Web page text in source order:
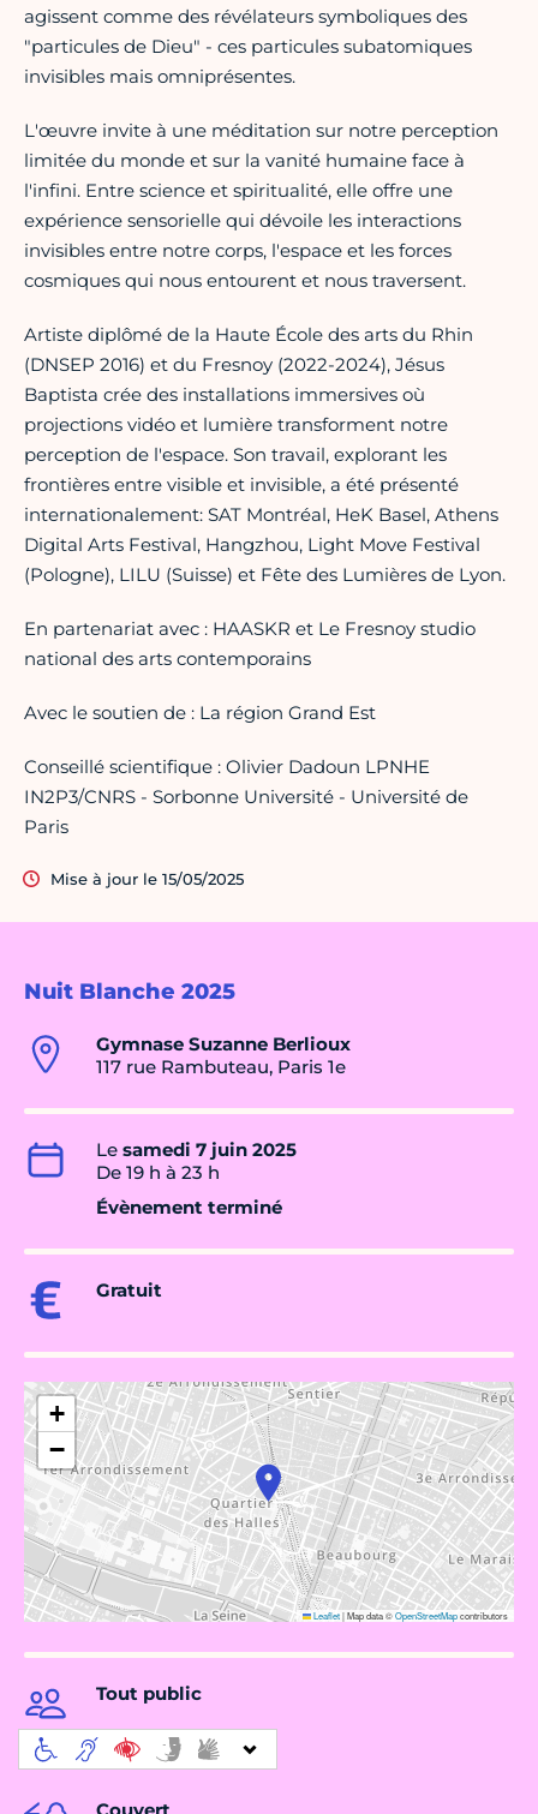
Nuit Blanche 2025
Gymnase Suzanne Berlioux
117 rue Rambuteau, Paris 1e
Le samedi 7 juin 2025
De 19 h à 23 h
Évènement terminé
Gratuit
+
−
Leaflet|Map data ©OpenStreetMapcontributors
Tout public
agissent comme des révélateurs symboliques des
"particules de Dieu" - ces particules subatomiques
invisibles mais omniprésentes.
L'œuvre invite à une méditation sur notre perception
limitée du monde et sur la vanité humaine face à
l'infini. Entre science et spiritualité, elle offre une
expérience sensorielle qui dévoile les interactions
invisibles entre notre corps, l'espace et les forces
cosmiques qui nous entourent et nous traversent.
Artiste diplômé de la Haute École des arts du Rhin
(DNSEP 2016) et du Fresnoy (2022-2024), Jésus
Baptista crée des installations immersives où
projections vidéo et lumière transforment notre
perception de l'espace. Son travail, explorant les
frontières entre visible et invisible, a été présenté
internationalement: SAT Montréal, HeK Basel, Athens
Digital Arts Festival, Hangzhou, Light Move Festival
(Pologne), LILU (Suisse) et Fête des Lumières de Lyon.
En partenariat avec : HAASKR et Le Fresnoy studio
national des arts contemporains
Avec le soutien de : La région Grand Est
Conseillé scientifique : Olivier Dadoun LPNHE
IN2P3/CNRS - Sorbonne Université - Université de
Paris
Mise à jour le 15/05/2025